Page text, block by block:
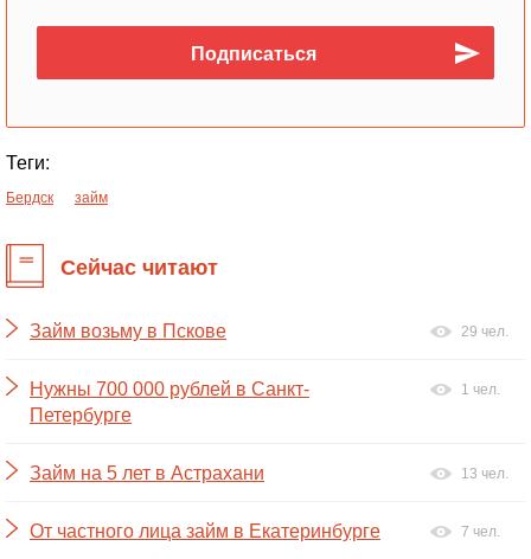
Теги:
Бердск займ
Сейчас читают
Займ возьму в Пскове 29 чел.
Нужны 700 000 рублей в Санкт-
Петербурге
1 чел.
Займ на 5 лет в Астрахани 13 чел.
От частного лица займ в Екатеринбурге 7 чел.